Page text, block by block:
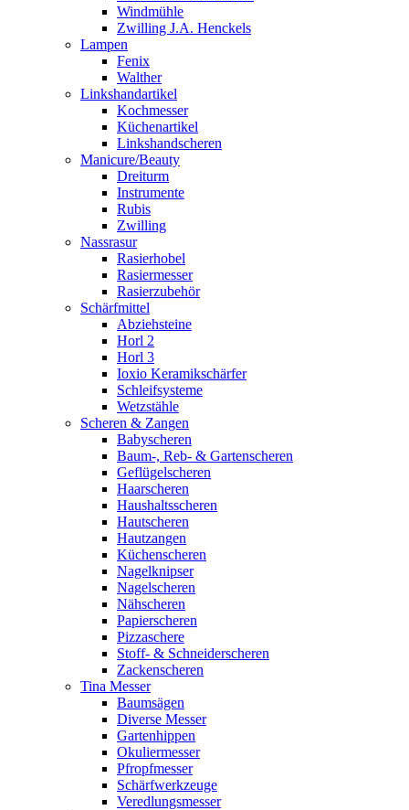
Windmühle
Zwilling J.A. Henckels
Lampen
Fenix
Walther
Linkshandartikel
Kochmesser
Küchenartikel
Linkshandscheren
Manicure/Beauty
Dreiturm
Instrumente
Rubis
Zwilling
Nassrasur
Rasierhobel
Rasiermesser
Rasierzubehör
Schärfmittel
Abziehsteine
Horl 2
Horl 3
Ioxio Keramikschärfer
Schleifsysteme
Wetzstähle
Scheren & Zangen
Babyscheren
Baum-, Reb- & Gartenscheren
Geflügelscheren
Haarscheren
Haushaltsscheren
Hautscheren
Hautzangen
Küchenscheren
Nagelknipser
Nagelscheren
Nähscheren
Papierscheren
Pizzaschere
Stoff- & Schneiderscheren
Zackenscheren
Tina Messer
Baumsägen
Diverse Messer
Gartenhippen
Okuliermesser
Pfropfmesser
Schärfwerkzeuge
Veredlungsmesser